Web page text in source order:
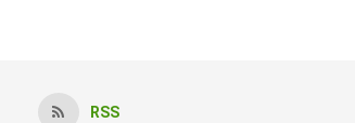
RSS